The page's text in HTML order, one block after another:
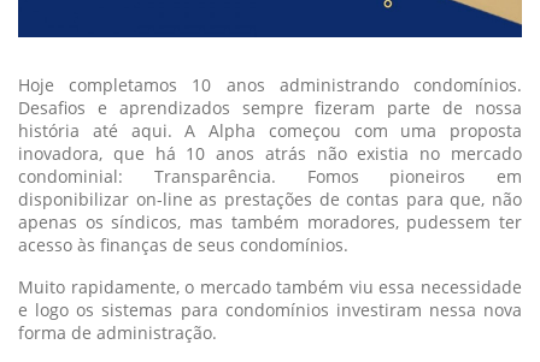
Hoje completamos 10 anos administrando condomínios.
Desafios e aprendizados sempre fizeram parte de nossa
história até aqui. A Alpha começou com uma proposta
inovadora, que há 10 anos atrás não existia no mercado
condominial: Transparência. Fomos pioneiros em
disponibilizar on-line as prestações de contas para que, não
apenas os síndicos, mas também moradores, pudessem ter
acesso às finanças de seus condomínios.
Muito rapidamente, o mercado também viu essa necessidade
e logo os sistemas para condomínios investiram nessa nova
forma de administração.